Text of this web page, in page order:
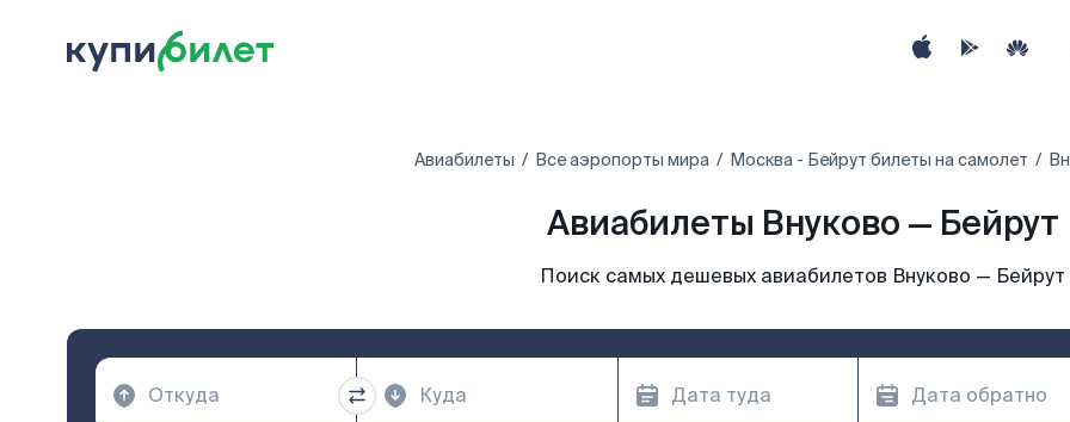
Авиабилеты Все аэропорты мира Москва - Бейрут билеты на самолет
Авиабилеты Внуково — Бейрут
Поиск самых дешевых авиабилетов Внуково — Бейрут